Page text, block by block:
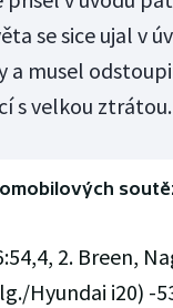
se sice ujal v
musel
s velkou ztrátou.
2. Breen,
Hyundai i20) -